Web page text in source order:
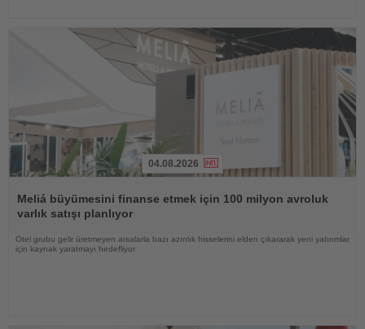
Oku
04.08.2026
Meliá büyümesini finanse etmek için 100 milyon avroluk
varlık satışı planlıyor
Otel grubu gelir üretmeyen arsalarla bazı azınlık hisselerini elden çıkararak yeni yatırımlar
için kaynak yaratmayı hedefliyor